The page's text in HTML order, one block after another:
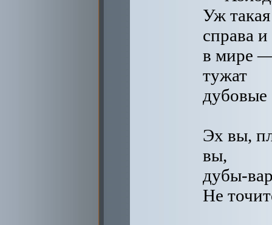
Уж
справа и
в мире
тужат
дубовые
Эх вы,
вы,
дубы-
Не